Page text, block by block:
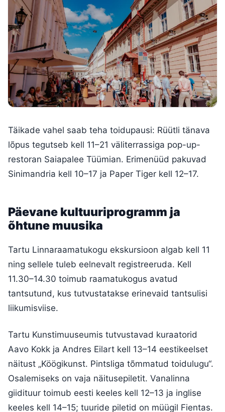
Täikade vahel saab teha toidupausi: Rüütli tänava
lõpus tegutseb kell 11–21 väliterrassiga pop-up-
restoran Saiapalee Tüümian. Erimenüüd pakuvad
Sinimandria kell 10–17 ja Paper Tiger kell 12–17.
Päevane kultuuriprogramm ja
õhtune muusika
Tartu Linnaraamatukogu ekskursioon algab kell 11
ning sellele tuleb eelnevalt registreeruda. Kell
11.30–14.30 toimub raamatukogus avatud
tantsutund, kus tutvustatakse erinevaid tantsulisi
liikumisviise.
Tartu Kunstimuuseumis tutvustavad kuraatorid
Aavo Kokk ja Andres Eilart kell 13–14 eestikeelset
näitust „Köögikunst. Pintsliga tõmmatud toidulugu“.
Osalemiseks on vaja näitusepiletit. Vanalinna
giidituur toimub eesti keeles kell 12–13 ja inglise
keeles kell 14–15; tuuride piletid on müügil Fientas.